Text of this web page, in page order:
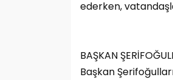
ederken,
BAŞKAN
Başkan